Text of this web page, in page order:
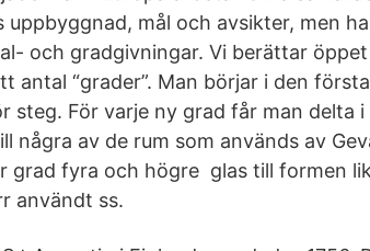
uppbyggnad, mål och avsikter, men
och gradgivningar. Vi berättar
antal “grader”. Man börjar i den
steg. För varje ny grad får man delta
några av de rum som används av
grad fyra och högre glas till formen
användt ss.